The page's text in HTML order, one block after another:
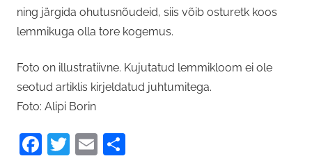
ning järgida ohutusnõudeid, siis võib osturetk koos
lemmikuga olla tore kogemus.
Foto on illustratiivne. Kujutatud lemmikloom ei ole
seotud artiklis kirjeldatud juhtumitega.
Foto: Alipi Borin
Facebook
Twitter
Email